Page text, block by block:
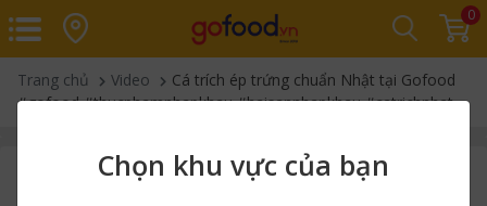
0
Trang chủ Video
Cá trích ép trứng chuẩn Nhật tại Gofood
#gofood #thucphamnhapkhau #haisannhapkhau #catrichnhat
Chọn khu vực của bạn